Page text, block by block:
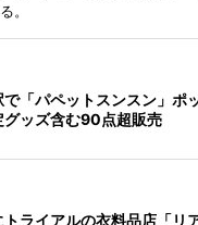
。
で「パペットスンスン」
グッズ含む90点超販売
トライアルの衣料品店「